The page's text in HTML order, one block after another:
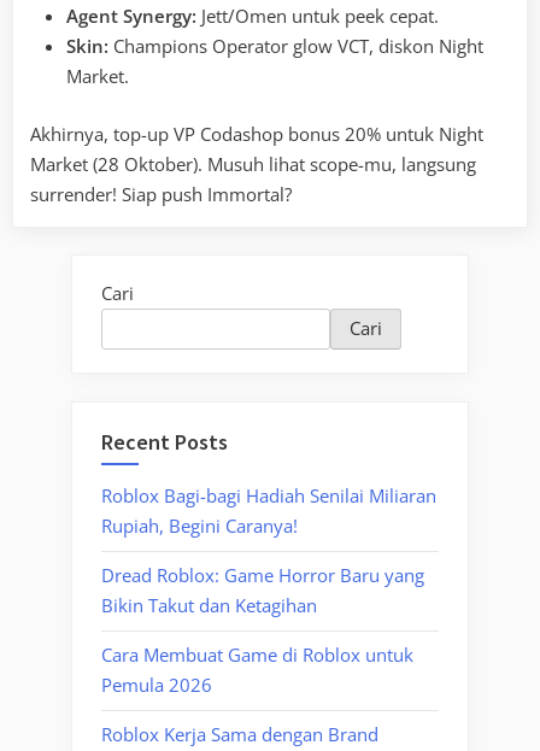
Agent Synergy: Jett/Omen untuk peek cepat.
Skin: Champions Operator glow VCT, diskon Night
Market.
Akhirnya, top-up VP Codashop bonus 20% untuk Night
Market (28 Oktober). Musuh lihat scope-mu, langsung
surrender! Siap push Immortal?
Cari
Cari
Recent Posts
Roblox Bagi-bagi Hadiah Senilai Miliaran
Rupiah, Begini Caranya!
Dread Roblox: Game Horror Baru yang
Bikin Takut dan Ketagihan
Cara Membuat Game di Roblox untuk
Pemula 2026
Roblox Kerja Sama dengan Brand